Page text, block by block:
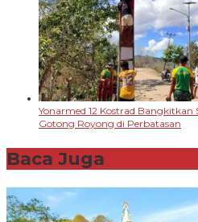
Yonarmed 12 Kostrad
Gotong Royong di Perbatasan
Baca Juga